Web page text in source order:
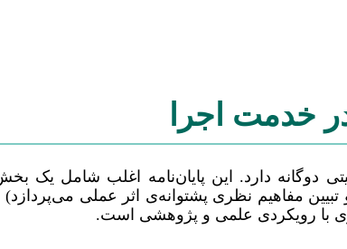
خدمت اجرا
دوگانه دارد. این پایان‌نامه اغلب شامل یک
مفاهیم نظری پشتوانه‌ی اثر عملی
با رویکردی علمی و پژوهشی است.